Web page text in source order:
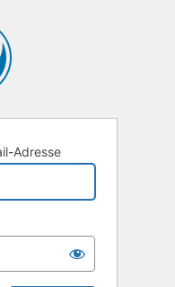
Adresse